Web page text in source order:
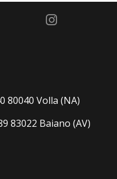
80040 Volla (NA)
83022 Baiano (AV)